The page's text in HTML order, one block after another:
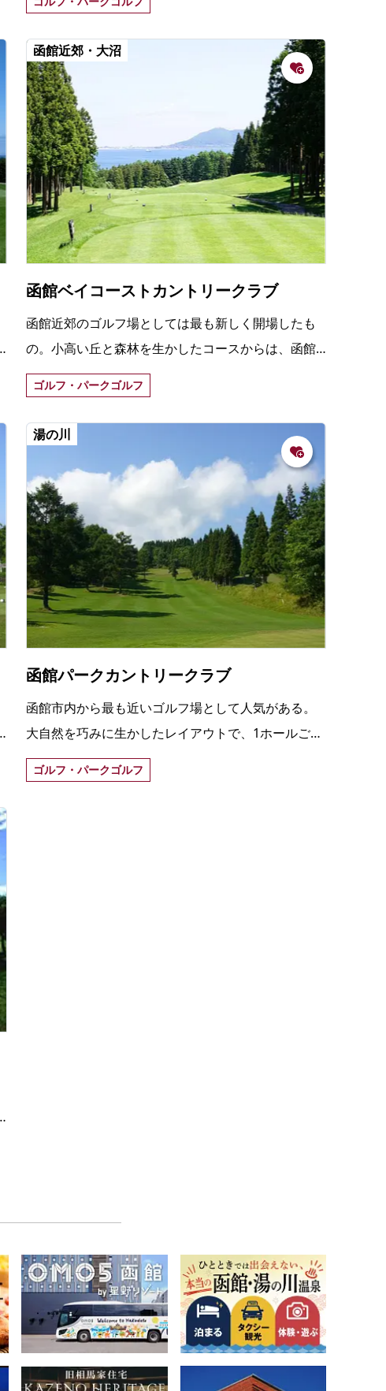
フが楽しめる。
函館近郊・大沼
函館ベイコーストカントリークラブ
函館近郊のゴルフ場としては最も新しく開場したも
の。小高い丘と森林を生かしたコースからは、函館
湾を眼下に見渡すことができる。
ゴルフ・パークゴルフ
湯の川
函館パークカントリークラブ
函館市内から最も近いゴルフ場として人気がある。
大自然を巧みに生かしたレイアウトで、1ホールごと
に個性豊かなつくりとなっている。
ゴルフ・パークゴルフ